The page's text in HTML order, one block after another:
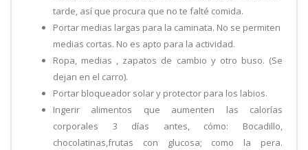
tarde, así que procura que no te falté comida.
Portar medias largas para la caminata. No se permiten
medias cortas. No es apto para la actividad.
Ropa, medias , zapatos de cambio y otro buso. (Se
dejan en el carro).
Portar bloqueador solar y protector para los labios.
Ingerir alimentos que aumenten las calorías
corporales 3 días antes, cómo: Bocadillo,
chocolatinas,frutas con glucosa; como la pera.